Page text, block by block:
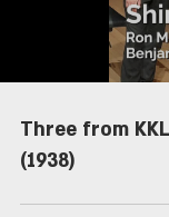
Three from
(1938)